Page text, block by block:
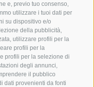
e, previo tuo consenso,
utilizzare i tuoi dati per
su dispositivo e/o
della pubblicità,
utilizzare profili per la
profili per la
profili per la selezione di
degli annunci,
il pubblico
dati provenienti da fonti
760608/+39 0472